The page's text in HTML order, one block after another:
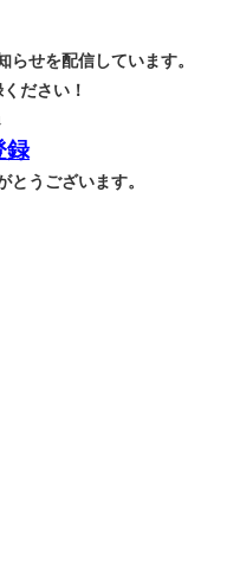
らせを配信しています。
ださい！
録
とうございます。